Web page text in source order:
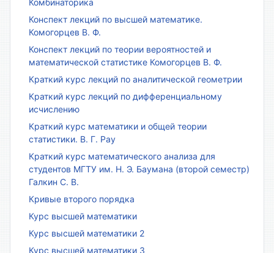
Комбинаторика
Конспект лекций по высшей математике.
Комогорцев В. Ф.
Конспект лекций по теории вероятностей и
математической статистике Комогорцев В. Ф.
Краткий курс лекций по аналитической геометрии
Краткий курс лекций по дифференциальному
исчислению
Краткий курс математики и общей теории
статистики. В. Г. Рау
Краткий курс математического анализа для
студентов МГТУ им. Н. Э. Баумана (второй семестр)
Галкин С. В.
Кривые второго порядка
Курс высшей математики
Курс высшей математики 2
Курс высшей математики 3